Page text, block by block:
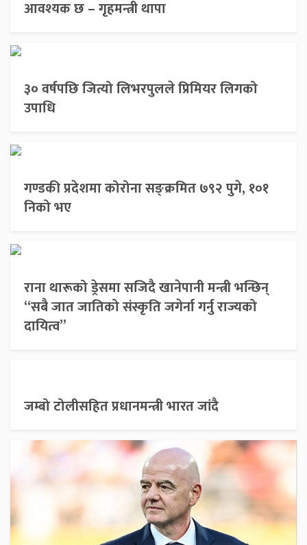
आवश्यक छ – गृहमन्त्री थापा
३० वर्षपछि जित्यो लिभरपुलले प्रिमियर लिगको
उपाधि
गण्डकी प्रदेशमा कोरोना सङ्क्रमित ७९२ पुगे, १०१
निको भए
राना थारूको ड्रेसमा सजिदै खानेपानी मन्त्री भन्छिन्
“सबै जात जातिको संस्कृति जगेर्ना गर्नु राज्यको
दायित्व”
जम्बो टोलीसहित प्रधानमन्त्री भारत जांदै